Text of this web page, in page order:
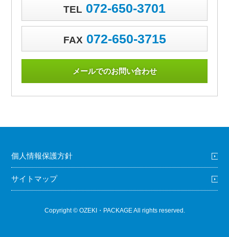
TEL 072-650-3701
FAX 072-650-3715
メールでのお問い合わせ
個人情報保護方針
サイトマップ
Copyright © OZEKI・PACKAGE All rights reserved.